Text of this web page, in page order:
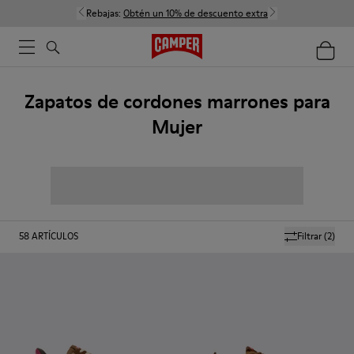
Rebajas: Obtén un 10% de descuento extra
Zapatos de cordones marrones para
Mujer
Filtrar(2)
58ARTÍCULOS